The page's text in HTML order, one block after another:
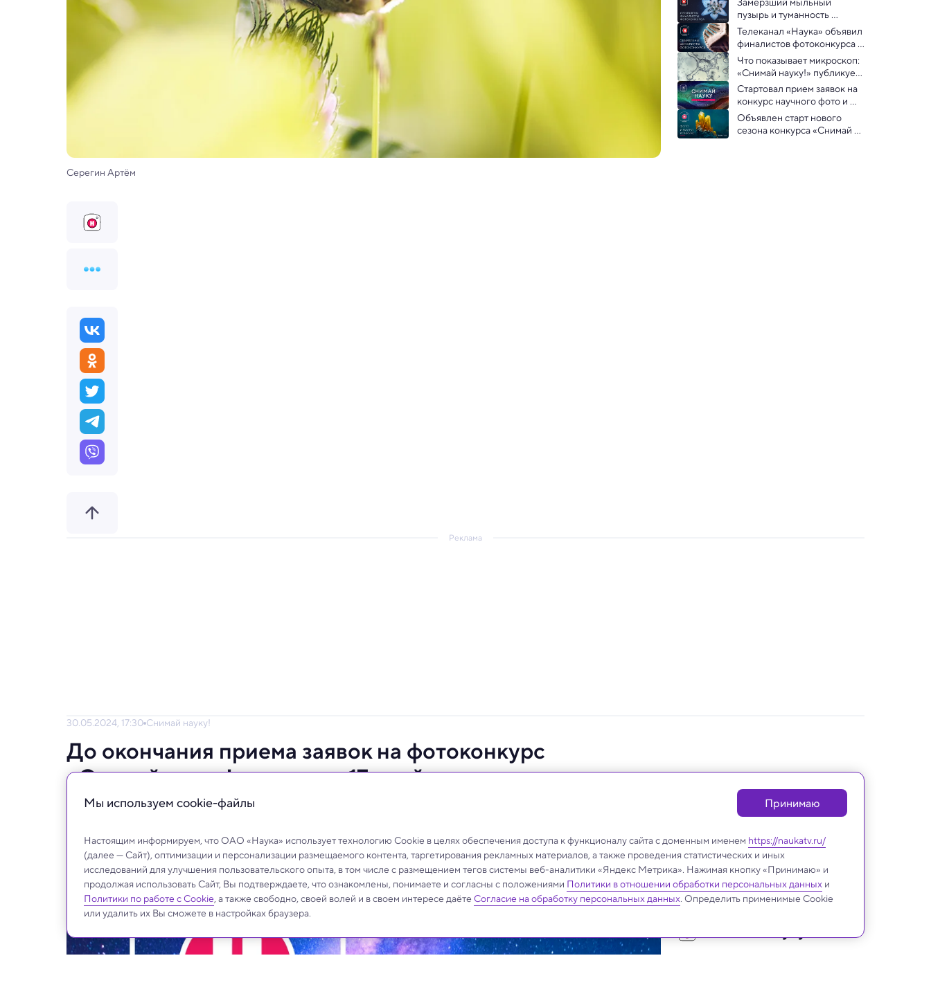
Серегин Артём
пузырь и туманность
Колдун: телеканал «Наука»
объявил финалистов
фотоконкурса «Снимай
науку!»
Телеканал «Наука» объявил
финалистов фотоконкурса
«Снимай науку!»
Что показывает микроскоп:
«Снимай науку!» публикует
работы участников конкурса
Стартовал прием заявок на
конкурс научного фото и
видео «Снимай науку!»
Объявлен старт нового
сезона конкурса «Снимай
Реклама
30.05.2024, 17:30 Снимай науку!
До окончания приема заявок на фотоконкурс
«Снимай науку!» осталось 17 дней
Успевайте поучаствовать! Призовой фонд этого года — 240 000 рублей.
Снимай науку!
Мы используем сookie-файлы Принимаю
Настоящим информируем, что ОАО «Наука» использует технологию Cookie в целях обеспечения доступа к функционалу сайта с доменным именем https://naukatv.ru/
(далее — Сайт), оптимизации и персонализации размещаемого контента, таргетирования рекламных материалов, а также проведения статистических и иных
исследований для улучшения пользовательского опыта, в том числе с размещением тегов системы веб-аналитики «Яндекс Метрика». Нажимая кнопку «Принимаю» и
продолжая использовать Сайт, Вы подтверждаете, что ознакомлены, понимаете и согласны с положениями Политики в отношении обработки персональных данных и
Политики по работе с Cookie, а также свободно, своей волей и в своем интересе даёте Согласие на обработку персональных данных. Определить применимые Cookie
или удалить их Вы сможете в настройках браузера.